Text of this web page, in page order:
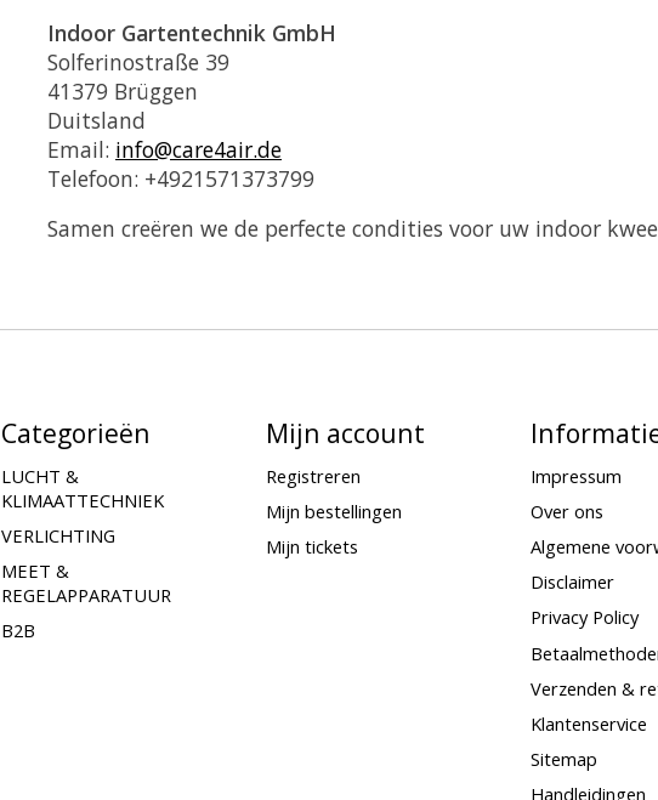
Indoor Gartentechnik GmbH
Solferinostraße 39
41379 Brüggen
Duitsland
Email: info@care4air.de
Telefoon: +4921571373799
Samen creëren we de perfecte condities voor uw indoor
Categorieën
LUCHT &
KLIMAATTECHNIEK
VERLICHTING
MEET &
REGELAPPARATUUR
B2B
Mijn account
Registreren
Mijn bestellingen
Mijn tickets
Impressum
Over ons
Algemene
Disclaimer
Privacy Policy
Verzenden &
Klantenservice
Sitemap
Handleidingen